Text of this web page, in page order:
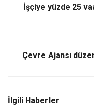
İşçiye yüzde 25
Çevre Ajansı
İlgili Haberler